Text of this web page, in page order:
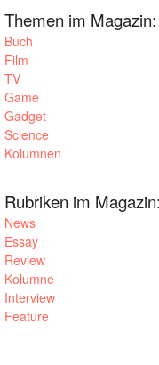
Themen im Magazin:
Buch
Film
TV
Game
Gadget
Science
Kolumnen
Rubriken im Magazin:
News
Essay
Review
Kolumne
Interview
Feature